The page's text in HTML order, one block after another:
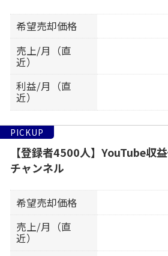
希望売却価格
売上/月（直
近）
利益/月（直
近）
PICKUP
【登録者4500人】YouTube収
チャンネル
希望売却価格
売上/月（直
近）